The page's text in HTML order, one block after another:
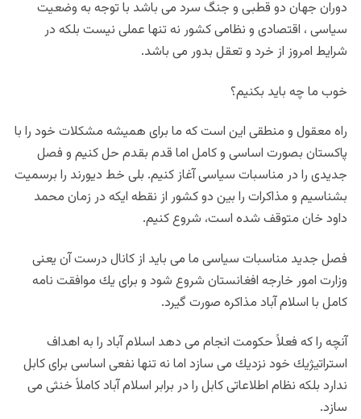
دوران جهان دو قطبى و جنگ سرد مى باشد با توجه به وضعيت
سياسى ، اقتصادى و نظامى كشور نه تنها عملى نيست بلكه در
شرايط امروز از خرد و تعقل بدور مى باشد.
خوب ما چه بايد بكنيم؟
راه معقول و منطقى اين است كه ما براى هميشه مشكلات خود را با
پاكستان بصورت اساسى و كامل اما قدم بقدم حل كنيم و فصل
جديدى را در مناسبات سياسى آغاز كنيم. بلى خط ديورند را برسميت
بشناسيم و مذاكرات را بين دو كشور از نقطه ايكه در زمان محمد
داود خان متوقف شده است، شروع كنيم.
فصل جديد مناسبات سياسى ما مى بايد از كانال درست آن يعنى
وزارت امور خارجه افغانستان شروع شود و براى يك موافقت نامه
كامل با اسلام آباد مذاكره صورت گيرد.
آنچه را كه فعلاً حكومت انجام مى دهد اسلام آباد را به اهداف
استراتيژيك خود نزديك مى سازد اما نه تنها نفعى اساسى براى كابل
ندارد بلكه نظام اطلاعاتى كابل را در برابر اسلام آباد كاملاً خنثى مى
سازد.